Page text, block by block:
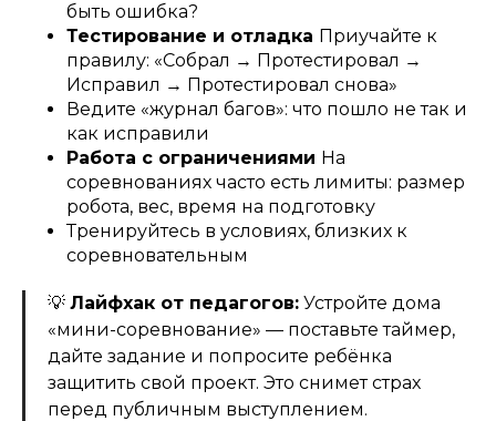
быть ошибка?
Тестирование и отладка Приучайте к
правилу: «Собрал → Протестировал →
Исправил → Протестировал снова»
Ведите «журнал багов»: что пошло не так и
как исправили
Работа с ограничениями На
соревнованиях часто есть лимиты: размер
робота, вес, время на подготовку
Тренируйтесь в условиях, близких к
соревновательным
💡 Лайфхак от педагогов: Устройте дома
«мини-соревнование» — поставьте таймер,
дайте задание и попросите ребёнка
защитить свой проект. Это снимет страх
перед публичным выступлением.